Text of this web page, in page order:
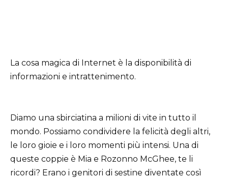
La cosa magica di Internet è la disponibilità di
informazioni e intrattenimento.
Diamo una sbirciatina a milioni di vite in tutto il
mondo. Possiamo condividere la felicità degli altri,
le loro gioie e i loro momenti più intensi. Una di
queste coppie è Mia e Rozonno McGhee, te li
ricordi? Erano i genitori di sestine diventate così